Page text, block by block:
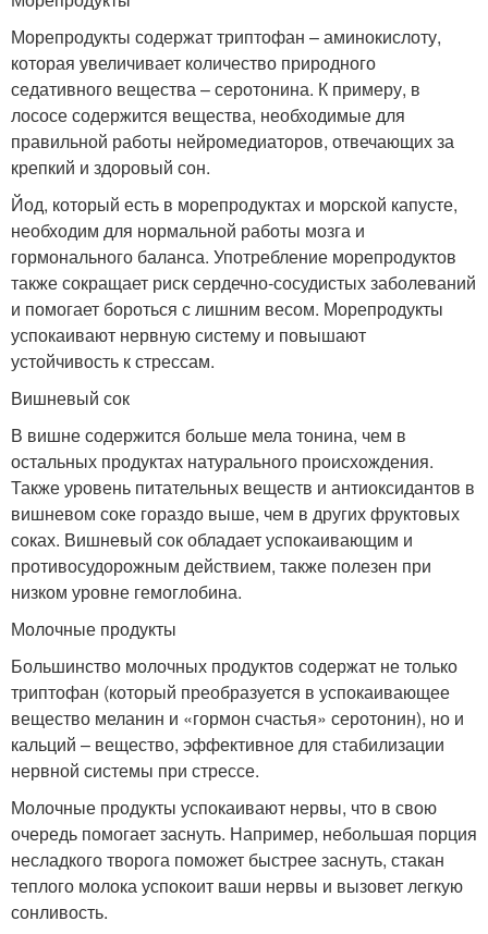
Морепродукты содержат триптофан – аминокислоту,
которая увеличивает количество природного
седативного вещества – серотонина. К примеру, в
лососе содержится вещества, необходимые для
правильной работы нейромедиаторов, отвечающих за
крепкий и здоровый сон.
Йод, который есть в морепродуктах и морской капусте,
необходим для нормальной работы мозга и
гормонального баланса. Употребление морепродуктов
также сокращает риск сердечно-сосудистых заболеваний
и помогает бороться с лишним весом. Морепродукты
успокаивают нервную систему и повышают
устойчивость к стрессам.
Вишневый сок
В вишне содержится больше мела тонина, чем в
остальных продуктах натурального происхождения.
Также уровень питательных веществ и антиоксидантов в
вишневом соке гораздо выше, чем в других фруктовых
соках. Вишневый сок обладает успокаивающим и
противосудорожным действием, также полезен при
низком уровне гемоглобина.
Молочные продукты
Большинство молочных продуктов содержат не только
триптофан (который преобразуется в успокаивающее
вещество меланин и «гормон счастья» серотонин), но и
кальций – вещество, эффективное для стабилизации
нервной системы при стрессе.
Молочные продукты успокаивают нервы, что в свою
очередь помогает заснуть. Например, небольшая порция
несладкого творога поможет быстрее заснуть, стакан
теплого молока успокоит ваши нервы и вызовет легкую
сонливость.